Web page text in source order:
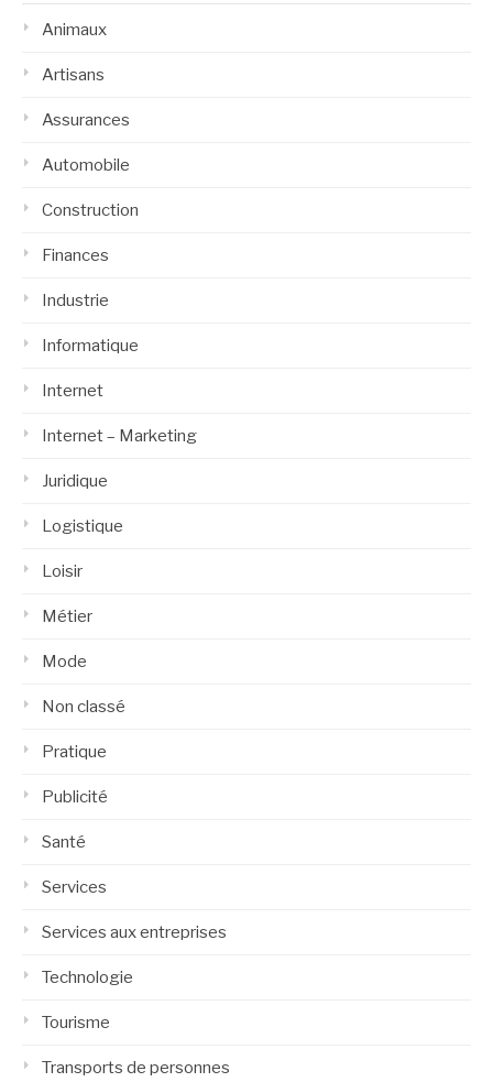
Animaux
Artisans
Assurances
Automobile
Construction
Finances
Industrie
Informatique
Internet
Internet – Marketing
Juridique
Logistique
Loisir
Métier
Mode
Non classé
Pratique
Publicité
Santé
Services
Services aux entreprises
Technologie
Tourisme
Transports de personnes